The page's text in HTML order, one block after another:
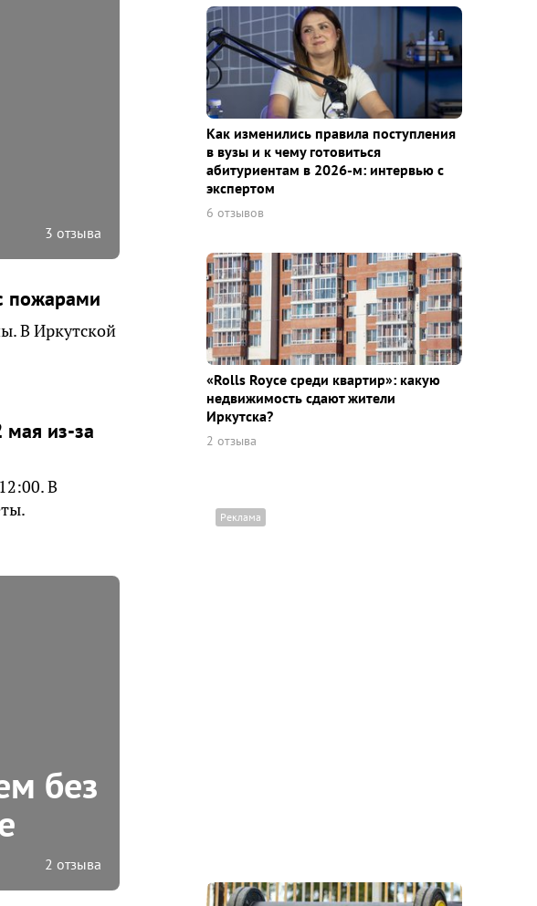
3 отзыва
пожарами
В Иркутской
мая из-за
В
без
2 отзыва
Как изменились правила поступления
в вузы и к чему готовиться
абитуриентам в 2026-м: интервью с
экспертом
6 отзывов
«Rolls Royce среди квaртир»: какую
недвижимость сдают жители
Иркутска?
2 отзыва